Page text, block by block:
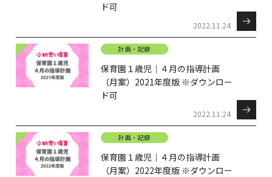
ド可
2022.11.24
計画・記録
保育園１歳児｜４月の指導計画
（月案）2021年度版 ※ダウンロー
ド可
2022.11.24
計画・記録
保育園１歳児｜４月の指導計画
（月案）2022年度版 ※ダウンロー